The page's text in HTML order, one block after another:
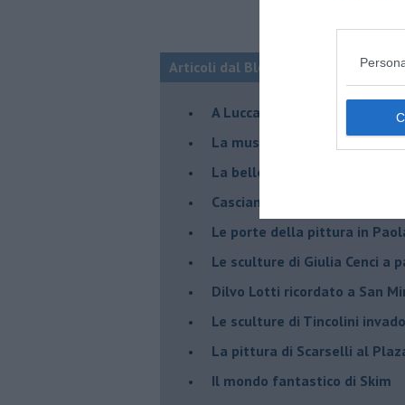
Articoli dal Blog “Incontri d'arte” di
A Lucca la mostra di
​La musica di Nicola Piovani
​La bellezza resistente di
​Casciana: Skim in volo sulle
​Le porte della pittura in
​Le sculture di Giulia Cenci a
​Dilvo Lotti ricordato a San
​Le sculture di Tincolini
La pittura di Scarselli al
​Il mondo fantastico di Skim